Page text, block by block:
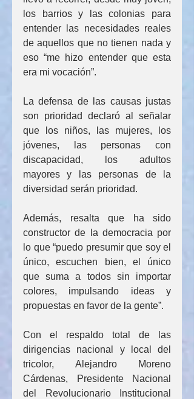
los barrios y las colonias para
entender las necesidades reales
de aquellos que no tienen nada y
eso “me hizo entender que esta
era mi vocación”.
La defensa de las causas justas
son prioridad declaró al señalar
que los niños, las mujeres, los
jóvenes, las personas con
discapacidad, los adultos
mayores y las personas de la
diversidad serán prioridad.
Además, resalta que ha sido
constructor de la democracia por
lo que “puedo presumir que soy el
único, escuchen bien, el único
que suma a todos sin importar
colores, impulsando ideas y
propuestas en favor de la gente”.
Con el respaldo total de las
dirigencias nacional y local del
tricolor, Alejandro Moreno
Cárdenas, Presidente Nacional
del Revolucionario Institucional